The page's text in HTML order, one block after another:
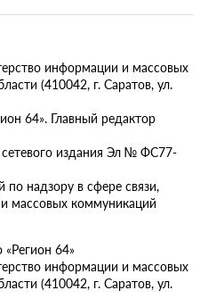
информации и массовых
(410042, г. Саратов, ул.
64». Главный редактор
сетевого издания Эл № ФС77-
надзору в сфере связи,
массовых коммуникаций
64»
информации и массовых
(410042, г. Саратов, ул.